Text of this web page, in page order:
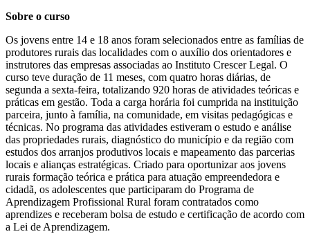
Sobre o curso
Os jovens entre 14 e 18 anos foram selecionados entre as famílias de
produtores rurais das localidades com o auxílio dos orientadores e
instrutores das empresas associadas ao Instituto Crescer Legal. O
curso teve duração de 11 meses, com quatro horas diárias, de
segunda a sexta-feira, totalizando 920 horas de atividades teóricas e
práticas em gestão. Toda a carga horária foi cumprida na instituição
parceira, junto à família, na comunidade, em visitas pedagógicas e
técnicas. No programa das atividades estiveram o estudo e análise
das propriedades rurais, diagnóstico do município e da região com
estudos dos arranjos produtivos locais e mapeamento das parcerias
locais e alianças estratégicas. Criado para oportunizar aos jovens
rurais formação teórica e prática para atuação empreendedora e
cidadã, os adolescentes que participaram do Programa de
Aprendizagem Profissional Rural foram contratados como
aprendizes e receberam bolsa de estudo e certificação de acordo com
a Lei de Aprendizagem.